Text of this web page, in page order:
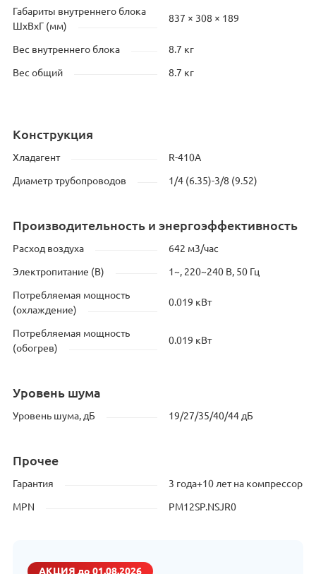
Габариты внутреннего блока
ШхВхГ (мм)
837 × 308 × 189
Вес внутреннего блока 8.7 кг
Вес общий 8.7 кг
Конструкция
Хладагент R-410A
Диаметр трубопроводов 1/4 (6.35)-3/8 (9.52)
Производительность и энергоэффективность
Расход воздуха 642 м3/час
Электропитание (В) 1~, 220~240 В, 50 Гц
Потребляемая мощность
(охлаждение)
0.019 кВт
Потребляемая мощность
(обогрев)
0.019 кВт
Уровень шума
Уровень шума, дБ 19/27/35/40/44 дБ
Прочее
Гарантия 3 года+10 лет на компрессор
MPN PM12SP.NSJR0
АКЦИЯ до 01.08.2026